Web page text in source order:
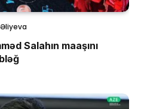
Salahın maaşını